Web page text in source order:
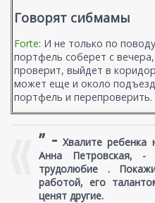
Говорят сибмамы
Forte: И не только по
портфель соберет с
проверит, выйдет в
может еще и около
портфель и перепроверить.
” - Хвалите ребенка
Анна Петровская, -
трудолюбие .
работой, его
ценят другие.